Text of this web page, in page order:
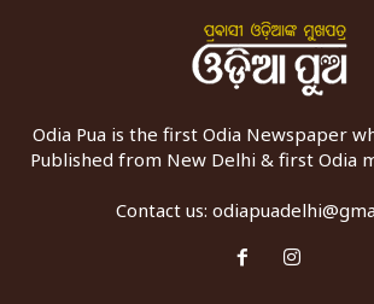
Odia Pua is the first Odia Newspaper
Published from New Delhi & first Odia
Contact us: